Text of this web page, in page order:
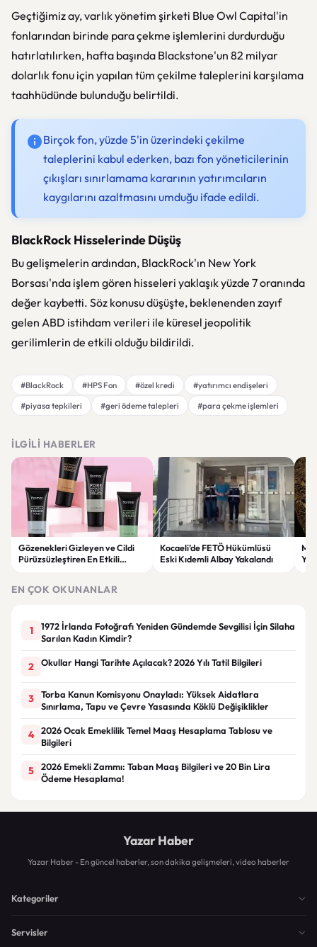
Geçtiğimiz ay, varlık yönetim şirketi Blue Owl Capital'in
fonlarından birinde para çekme işlemlerini durdurduğu
hatırlatılırken, hafta başında Blackstone'un 82 milyar
dolarlık fonu için yapılan tüm çekilme taleplerini karşılama
taahhüdünde bulunduğu belirtildi.
Birçok fon, yüzde 5'in üzerindeki çekilme
taleplerini kabul ederken, bazı fon yöneticilerinin
çıkışları sınırlamama kararının yatırımcıların
kaygılarını azaltmasını umduğu ifade edildi.
BlackRock Hisselerinde Düşüş
Bu gelişmelerin ardından, BlackRock'ın New York
Borsası'nda işlem gören hisseleri yaklaşık yüzde 7 oranında
değer kaybetti. Söz konusu düşüşte, beklenenden zayıf
gelen ABD istihdam verileri ile küresel jeopolitik
gerilimlerin de etkili olduğu bildirildi.
#BlackRock #HPS Fon #özel kredi
#yatırımcı endişeleri
#piyasa tepkileri
#geri ödeme talepleri #para çekme işlemleri
İLGILI HABERLER
Gözenekleri Gizleyen ve Cildi
Pürüzsüzleştiren En Etkili
Kocaeli’de FETÖ Hükümlüsü
Eski Kıdemli Albay Yakalandı
EN ÇOK OKUNANLAR
1
1972 İrlanda Fotoğrafı Yeniden Gündemde Sevgilisi İçin Silaha
Sarılan Kadın Kimdir?
2 Okullar Hangi Tarihte Açılacak? 2026 Yılı Tatil Bilgileri
3
Torba Kanun Komisyonu Onayladı: Yüksek Aidatlara
Sınırlama, Tapu ve Çevre Yasasında Köklü Değişiklikler
4
2026 Ocak Emeklilik Temel Maaş Hesaplama Tablosu ve
Bilgileri
5
2026 Emekli Zammı: Taban Maaş Bilgileri ve 20 Bin Lira
Ödeme Hesaplama!
Yazar Haber
Yazar Haber - En güncel haberler, son dakika gelişmeleri, video haberler
Kategoriler
Servisler